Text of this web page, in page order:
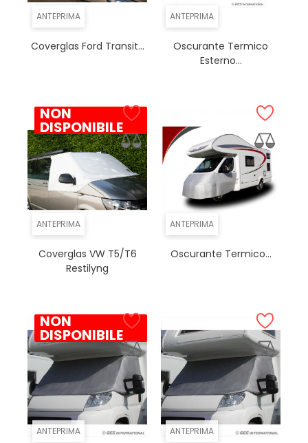
ANTEPRIMA
Coverglas Ford Transit...
ANTEPRIMA
Oscurante Termico
Esterno...
ANTEPRIMA
NON
DISPONIBILE
Coverglas VW T5/T6
Restilyng
ANTEPRIMA
Oscurante Termico...
ANTEPRIMA
NON
DISPONIBILE
ANTEPRIMA